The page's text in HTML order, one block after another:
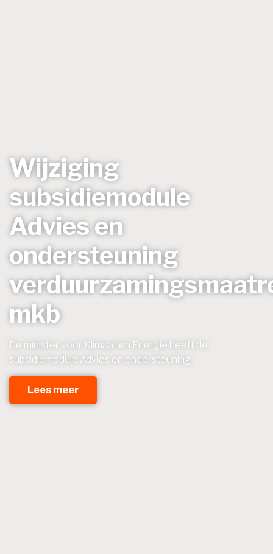
Wijziging
subsidiemodule
Advies en
ondersteuning
mkb
De minister voor Klimaat en Energie heeft de
subsidiemodule Advies en ondersteuning
Lees meer